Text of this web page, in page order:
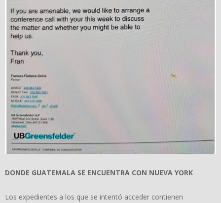
DONDE GUATEMALA SE ENCUENTRA CON NUEVA YORK
Los expedientes a los que se intentó acceder contienen